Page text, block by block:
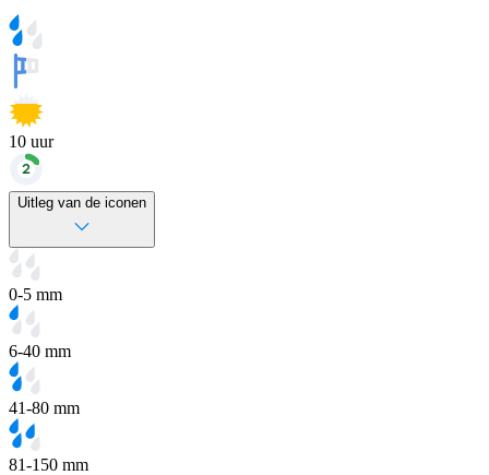
10 uur
Uitleg van de iconen
0-5 mm
6-40 mm
41-80 mm
81-150 mm